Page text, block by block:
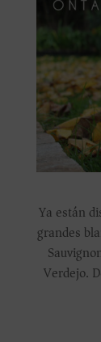
Ya están
grandes
Verdejo.